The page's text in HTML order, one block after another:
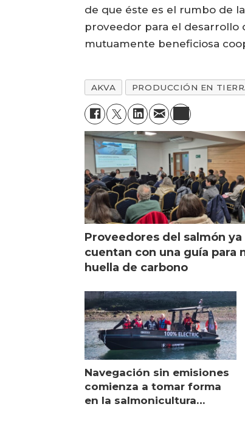
de que éste es el rumbo de
proveedor para el desarrollo
mutuamente beneficiosa
AKVA PRODUCCIÓN EN
Proveedores del salmón ya
cuentan con una guía para
huella de carbono
Navegación sin emisiones
comienza a tomar forma
en la salmonicultura